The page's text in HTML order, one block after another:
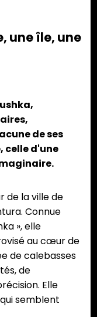
une île, une
de ses
celle d'une
de la ville de
Connue
», elle
au cœur de
de calebasses
de
Elle
semblent